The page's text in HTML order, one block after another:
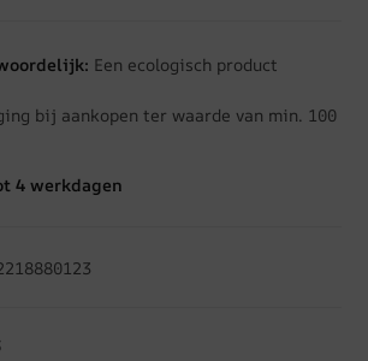
Een ecologisch product
bij aankopen ter waarde van min. 100
4 werkdagen